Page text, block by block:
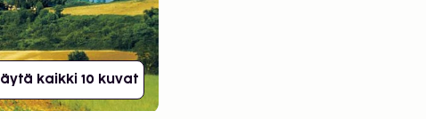
kaikki 10 kuvat